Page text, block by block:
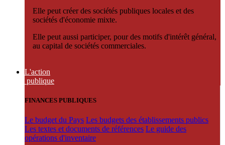
Elle peut créer des sociétés publiques locales et des
sociétés d'économie mixte.
Elle peut aussi participer, pour des motifs d'intérêt général,
au capital de sociétés commerciales.
L'action
publique
FINANCES PUBLIQUES
Le budget du Pays Les budgets des établissements publics
Les textes et documents de références Le guide des
opérations d'inventaire